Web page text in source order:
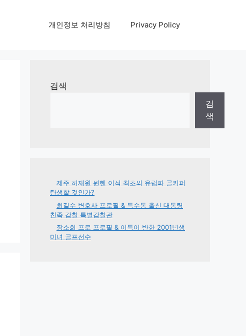
개인정보 처리방침 Privacy Policy
검색
검
색
제주 허재원 뮌헨 이적 최초의 유럽파 골키퍼
탄생할 것인가?
최길수 변호사 프로필 & 특수통 출신 대통령
친족 감찰 특별감찰관
장소희 프로 프로필 & 이특이 반한 2001년생
미녀 골프선수